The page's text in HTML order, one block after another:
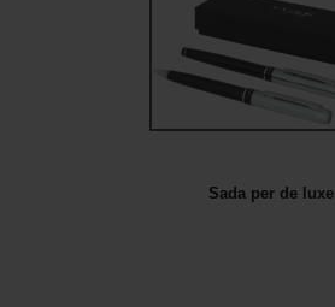
Sada per de luxe